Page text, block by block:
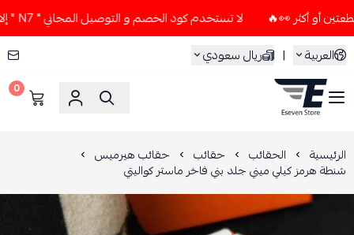
لا تستخدم كود الخصم و التوصيل المجاني " N7 " إلا إذا طلبت قطعتين أو أكثر 👀🔥
العربية
| ريال سعودي
ESEVEN STORE
0
الرئيسية الحقائب حقائب حقائب هيرميس
شنطة هرمز كيلي ميني جلد بني فاخر ماستر كواليتي